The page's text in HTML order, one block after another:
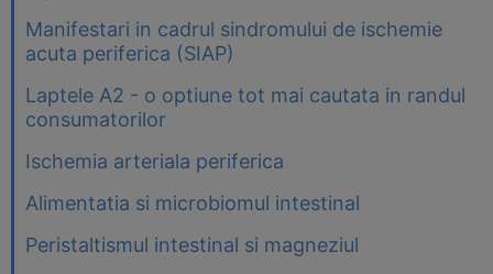
Manifestari in cadrul sindromului de ischemie
acuta periferica (SIAP)
Laptele A2 - o optiune tot mai cautata in randul
consumatorilor
Ischemia arteriala periferica
Alimentatia si microbiomul intestinal
Peristaltismul intestinal si magneziul